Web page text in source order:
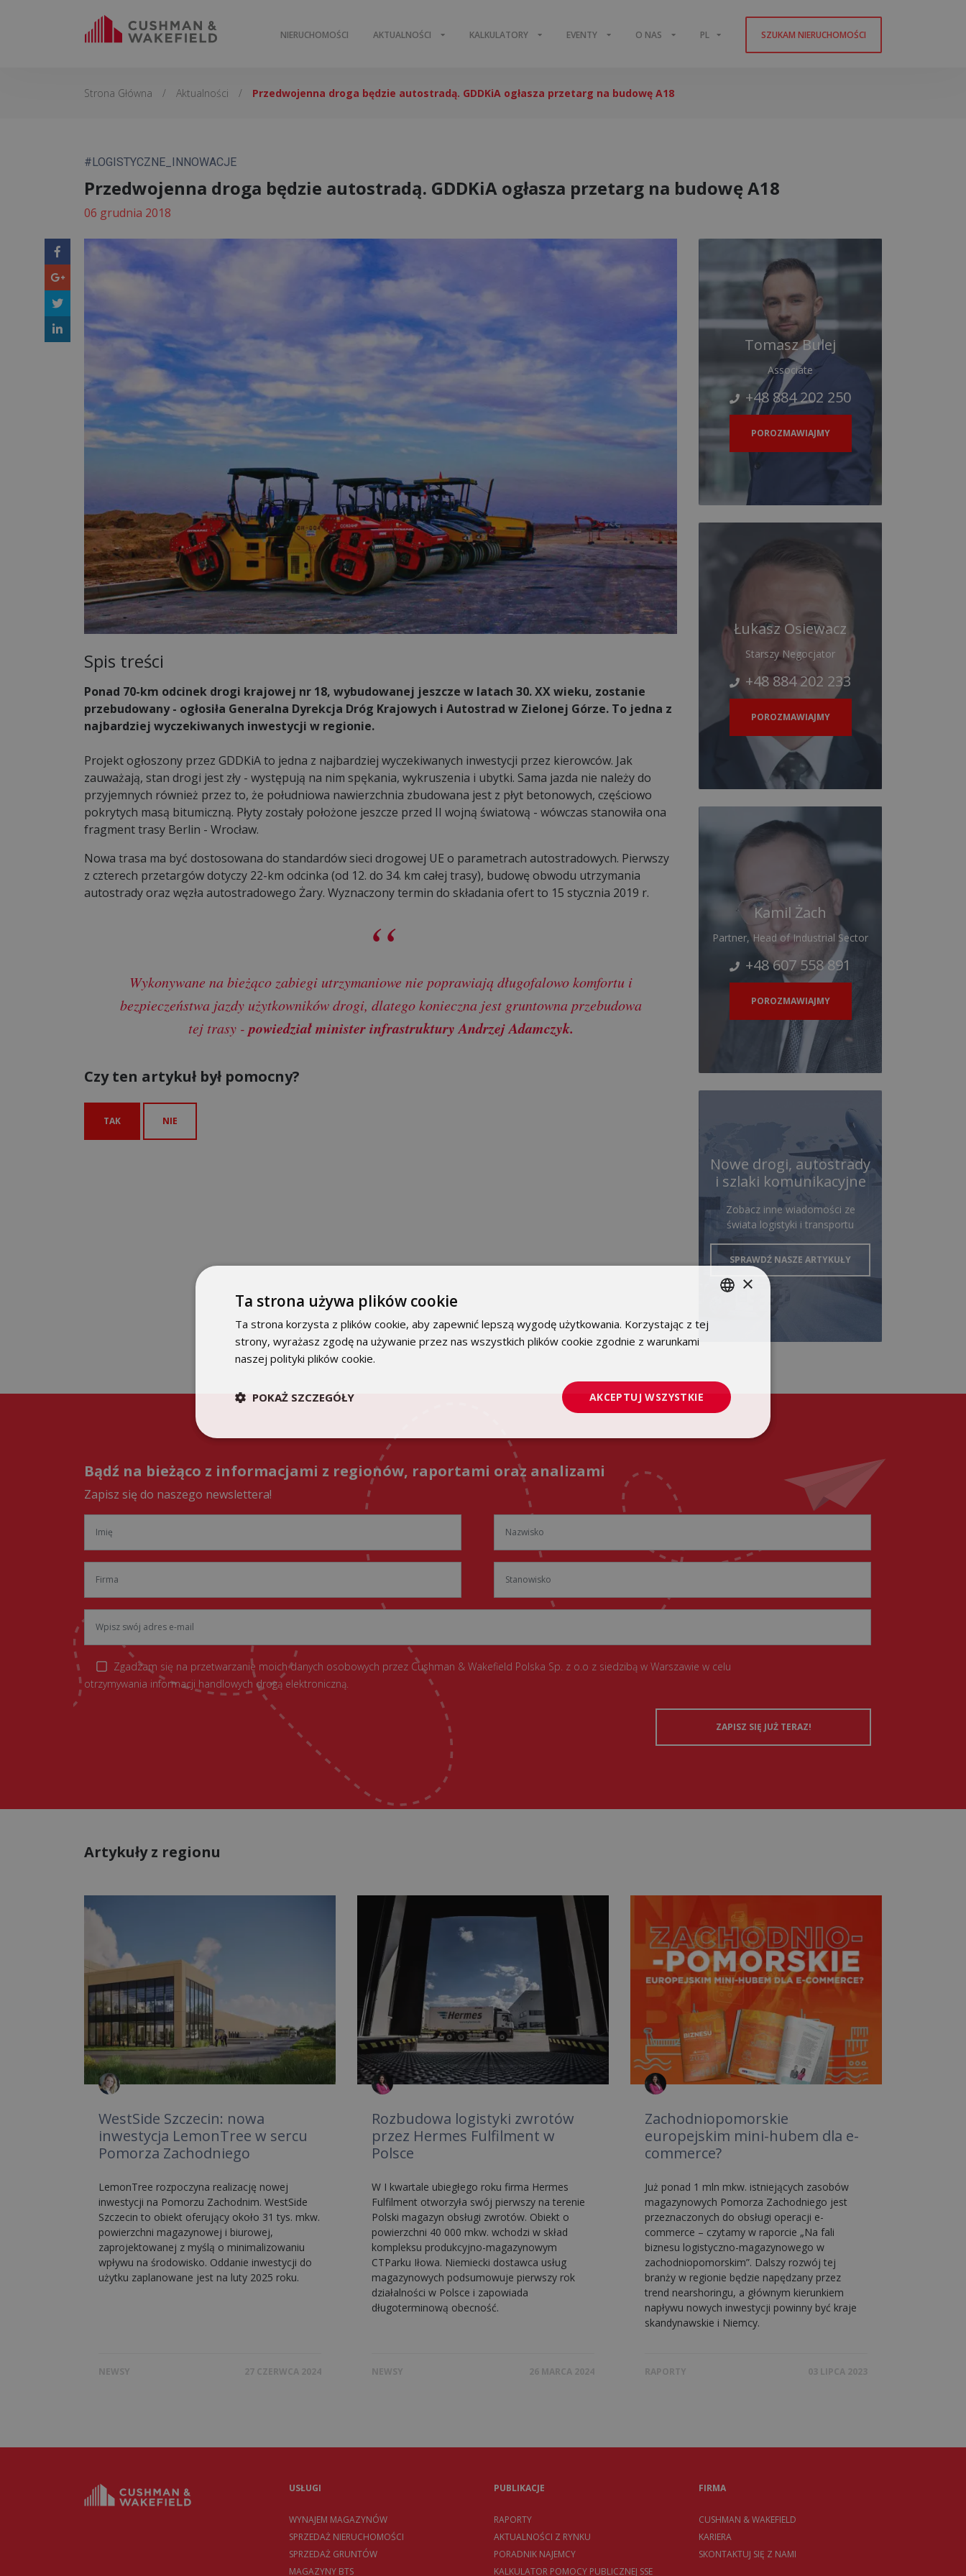
NIERUCHOMOŚCI AKTUALNOŚCI KALKULATORY EVENTY O NAS PL SZUKAM NIERUCHOMOŚCI
Strona Główna / Aktualności / Przedwojenna droga będzie autostradą. GDDKiA ogłasza przetarg na budowę A18
#LOGISTYCZNE_INNOWACJE
Przedwojenna droga będzie autostradą. GDDKiA ogłasza przetarg na budowę A18
06 grudnia 2018
Spis treści
Ponad 70-km odcinek drogi krajowej nr 18, wybudowanej jeszcze w latach 30. XX wieku, zostanie
przebudowany - ogłosiła Generalna Dyrekcja Dróg Krajowych i Autostrad w Zielonej Górze. To jedna z
najbardziej wyczekiwanych inwestycji w regionie.
Projekt ogłoszony przez GDDKiA to jedna z najbardziej wyczekiwanych inwestycji przez kierowców. Jak
zauważają, stan drogi jest zły - występują na nim spękania, wykruszenia i ubytki. Sama jazda nie należy do
przyjemnych również przez to, że południowa nawierzchnia zbudowana jest z płyt betonowych, częściowo
pokrytych masą bitumiczną. Płyty zostały położone jeszcze przed II wojną światową - wówczas stanowiła ona
fragment trasy Berlin - Wrocław.
Nowa trasa ma być dostosowana do standardów sieci drogowej UE o parametrach autostradowych. Pierwszy
z czterech przetargów dotyczy 22-km odcinka (od 12. do 34. km całej trasy), budowę obwodu utrzymania
autostrady oraz węzła autostradowego Żary. Wyznaczony termin do składania ofert to 15 stycznia 2019 r.
Wykonywane na bieżąco zabiegi utrzymaniowe nie poprawiają długofalowo komfortu i
bezpieczeństwa jazdy użytkowników drogi, dlatego konieczna jest gruntowna przebudowa
tej trasy -powiedział minister infrastruktury Andrzej Adamczyk.
Czy ten artykuł był pomocny?
TAK NIE
Tomasz Bulej
Associate
+48 884 202 250
POROZMAWIAJMY
Łukasz Osiewacz
Starszy Negocjator
+48 884 202 233
POROZMAWIAJMY
Kamil Żach
Partner, Head of Industrial Sector
+48 607 558 891
POROZMAWIAJMY
Nowe drogi, autostrady
i szlaki komunikacyjne
Zobacz inne wiadomości ze
świata logistyki i transportu
SPRAWDŹ NASZE ARTYKUŁY
Bądź na bieżąco z informacjami z regionów, raportami oraz analizami
Zapisz się do naszego newslettera!
Zgadzam się na przetwarzanie moich danych osobowych przez Cushman & Wakefield Polska Sp. z o.o z siedzibą w Warszawie w celu
otrzymywania informacji handlowych drogą elektroniczną.
Artykuły z regionu
WestSide Szczecin: nowa
inwestycja LemonTree w sercu
Pomorza Zachodniego
LemonTree rozpoczyna realizację nowej
inwestycji na Pomorzu Zachodnim. WestSide
Szczecin to obiekt oferujący około 31 tys. mkw.
powierzchni magazynowej i biurowej,
zaprojektowanej z myślą o minimalizowaniu
wpływu na środowisko. Oddanie inwestycji do
użytku zaplanowane jest na luty 2025 roku.
NEWSY 27 CZERWCA 2024
Rozbudowa logistyki zwrotów
przez Hermes Fulfilment w
Polsce
W I kwartale ubiegłego roku firma Hermes
Fulfilment otworzyła swój pierwszy na terenie
Polski magazyn obsługi zwrotów. Obiekt o
powierzchni 40 000 mkw. wchodzi w skład
kompleksu produkcyjno-magazynowym
CTParku Iłowa. Niemiecki dostawca usług
magazynowych podsumowuje pierwszy rok
działalności w Polsce i zapowiada
długoterminową obecność.
NEWSY 26 MARCA 2024
Zachodniopomorskie
europejskim mini-hubem dla e-
commerce?
Już ponad 1 mln mkw. istniejących zasobów
magazynowych Pomorza Zachodniego jest
przeznaczonych do obsługi operacji e-
commerce – czytamy w raporcie „Na fali
biznesu logistyczno-magazynowego w
zachodniopomorskim”. Dalszy rozwój tej
branży w regionie będzie napędzany przez
trend nearshoringu, a głównym kierunkiem
napływu nowych inwestycji powinny być kraje
skandynawskie i Niemcy.
RAPORTY 03 LIPCA 2023
USŁUGI
WYNAJEM MAGAZYNÓW
SPRZEDAŻ NIERUCHOMOŚCI
SPRZEDAŻ GRUNTÓW
MAGAZYNY BTS
PUBLIKACJE
RAPORTY
AKTUALNOŚCI Z RYNKU
PORADNIK NAJEMCY
KALKULATOR POMOCY PUBLICZNEJ SSE
FIRMA
CUSHMAN & WAKEFIELD
KARIERA
SKONTAKTUJ SIĘ Z NAMI
×
Ta strona używa plików cookie
Ta strona korzysta z plików cookie, aby zapewnić lepszą wygodę użytkowania. Korzystając z tej
strony, wyrażasz zgodę na używanie przez nas wszystkich plików cookie zgodnie z warunkami
naszej polityki plików cookie.
AKCEPTUJ WSZYSTKIE
POKAŻ SZCZEGÓŁY